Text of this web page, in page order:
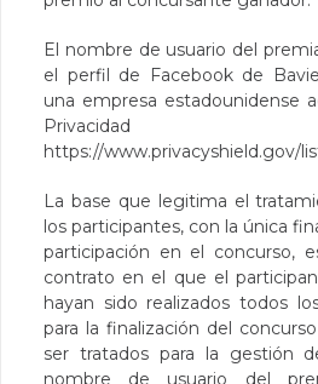
El nombre de usuario del
el perfil de Facebook de
una empresa estadounidense
Privacidad
https://www.privacyshield.gov/
La base que legitima el
los participantes, con la única
participación en el concurso,
contrato en el que el
hayan sido realizados todos
para la finalización del
ser tratados para la gestión
nombre de usuario del